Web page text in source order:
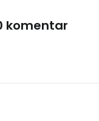
komentar